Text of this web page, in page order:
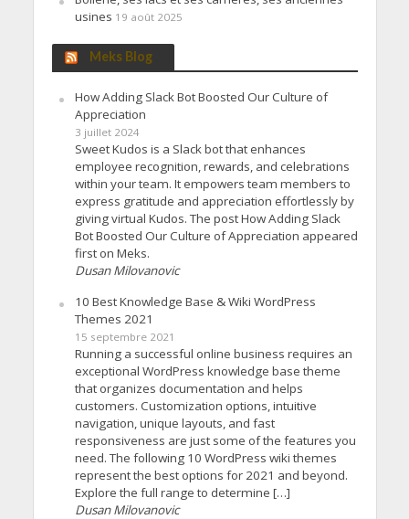
usines 19 août 2025
Meks Blog
How Adding Slack Bot Boosted Our Culture of
Appreciation
3 juillet 2024
Sweet Kudos is a Slack bot that enhances
employee recognition, rewards, and celebrations
within your team. It empowers team members to
express gratitude and appreciation effortlessly by
giving virtual Kudos. The post How Adding Slack
Bot Boosted Our Culture of Appreciation appeared
first on Meks.
Dusan Milovanovic
10 Best Knowledge Base & Wiki WordPress
Themes 2021
15 septembre 2021
Running a successful online business requires an
exceptional WordPress knowledge base theme
that organizes documentation and helps
customers. Customization options, intuitive
navigation, unique layouts, and fast
responsiveness are just some of the features you
need. The following 10 WordPress wiki themes
represent the best options for 2021 and beyond.
Explore the full range to determine […]
Dusan Milovanovic